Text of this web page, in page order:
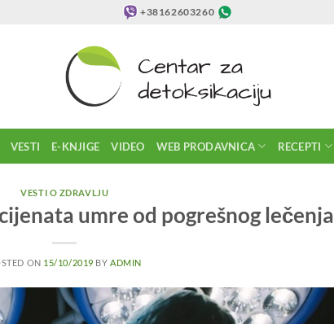
+38162603260
VESTI E-KNJIGE VIDEO WEB PRODAVNICA RECEPTI
VESTI O ZDRAVLJU
umre od pogrešnog lečenja
ON 15/10/2019 BY ADMIN